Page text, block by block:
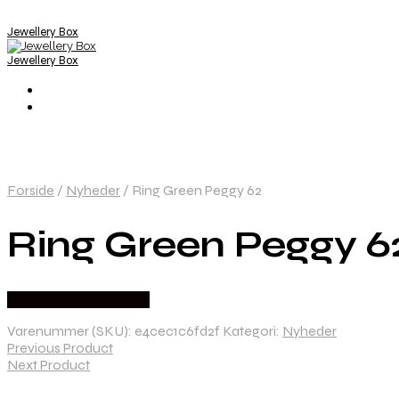
Jewellery Box
Jewellery Box
Forside / Nyheder / Ring Green Peggy 62
Ring Green Peggy
Varenummer (SKU): e4cec1c6fd2f Kategori: Nyheder
Previous Product
Next Product